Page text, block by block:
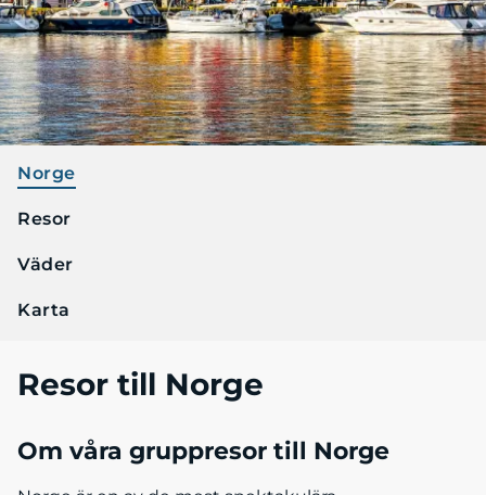
Norge
Resor
Väder
Karta
Resor till Norge
Om våra gruppresor till Norge